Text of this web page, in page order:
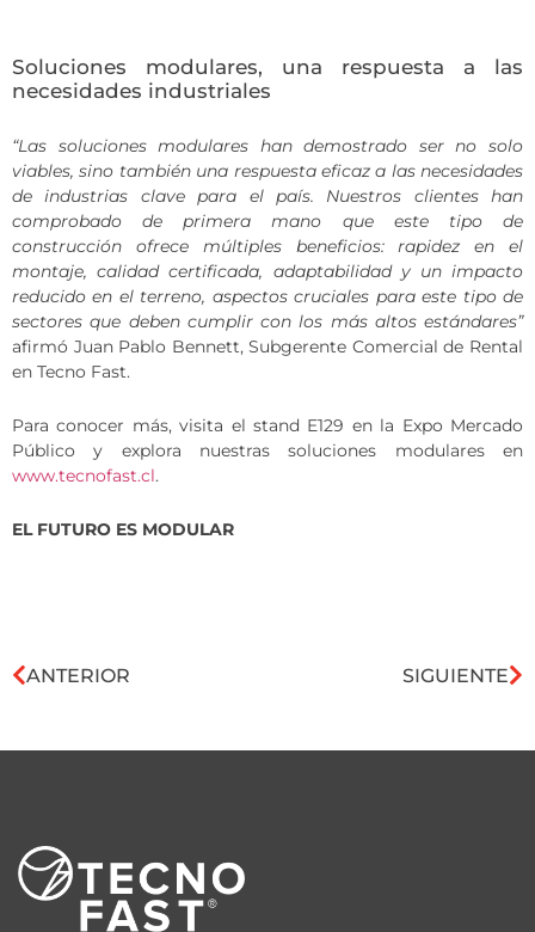
Soluciones modulares, una respuesta a las
necesidades industriales
“Las soluciones modulares han demostrado ser no solo
viables, sino también una respuesta eficaz a las necesidades
de industrias clave para el país. Nuestros clientes han
comprobado de primera mano que este tipo de
construcción ofrece múltiples beneficios: rapidez en el
montaje, calidad certificada, adaptabilidad y un impacto
reducido en el terreno, aspectos cruciales para este tipo de
sectores que deben cumplir con los más altos estándares”
afirmó Juan Pablo Bennett, Subgerente Comercial de Rental
en Tecno Fast.
Para conocer más, visita el stand E129 en la Expo Mercado
Público y explora nuestras soluciones modulares en
www.tecnofast.cl.
EL FUTURO ES MODULAR
ANTERIOR SIGUIENTE